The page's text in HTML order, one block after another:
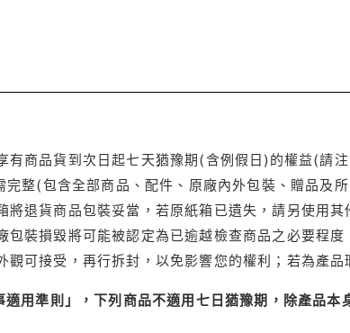
有商品貨到次日起七天猶豫期(含例假日)的權益(請
整(包含全部商品、配件、原廠內外包裝、贈品及
將退貨商品包裝妥當，若原紙箱已遺失，請另使用
包裝損毀將可能被認定為已逾越檢查商品之必要程
觀可接受，再行拆封，以免影響您的權利；若為產
用準則」，下列商品不適用七日猶豫期，除產品本